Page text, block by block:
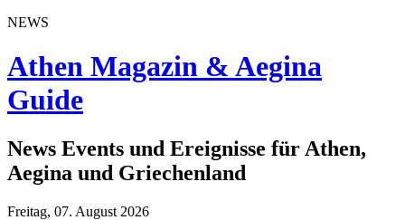
NEWS
Athen Magazin & Aegina
Guide
News Events und Ereignisse für Athen,
Aegina und Griechenland
Freitag, 07. August 2026